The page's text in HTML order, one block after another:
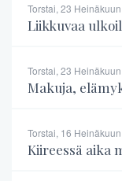
Torstai, 23
Liikkuvaa
Torstai, 23
Makuja,
Torstai, 16
Kiireessä aika